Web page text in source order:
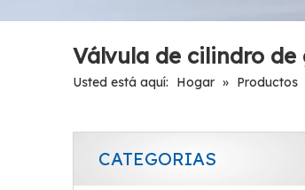
Válvula de cilindro
Usted está aquí: Hogar » Productos
CATEGORIAS